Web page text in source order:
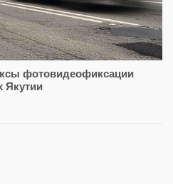
фотовидеофиксации
Якутии